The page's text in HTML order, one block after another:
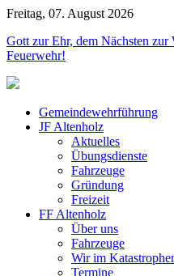
Freitag, 07. August 2026
Gott zur Ehr, dem Nächsten
Feuerwehr!
Gemeindewehrführung
JF Altenholz
Aktuelles
Übungsdienste
Fahrzeuge
Gründung
Freizeit
FF Altenholz
Über uns
Fahrzeuge
Wir im
Termine
Jahr
Monat
Jahr
Monat